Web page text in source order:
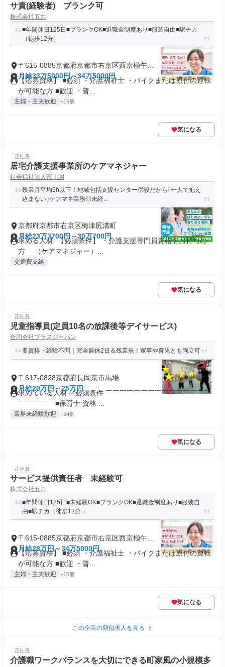
サ責(経験者) ブランク可
株式会社五力
■年間休日125日■ブランクOK■退職金制度あり■服装自由■駅チカ
（徒歩12分）
〒615-0885京都府京都市右京区西京極午塚
町
月給33万5000円～34万5000円
【応募資格】 ■必須 ・介護福祉士 ・バイクまたは原付の運転
が可能な方 ■歓迎 ・普...
主婦・主夫歓迎 +16個
気になる
正社員
居宅介護支援事業所のケアマネジャー
社会福祉法人富士園
残業月平均5h以下！地域包括支援センター併設だから｢一人で抱え
込まない｣ケアマネ業務◎未経...
京都府京都市右京区梅津尻溝町
月給23万3700円～30万700円
求める人材: 【必須条件】 ・介護支援専門員資格をお持ちの
方 （ケアマネジャー）...
交通費支給
気になる
正社員
児童指導員(定員10名の放課後等デイサービス)
合同会社プラスジャパン
要資格・経験不問｜完全週休2日＆残業無！家事や育児とも両立可
〒617-0828京都府長岡京市馬場
月給20万円～25万円
求めている人材 ✅必須条件 ￣￣￣￣￣￣￣￣￣￣￣￣￣￣￣
￣￣￣￣￣ ■保育士 資格 ...
業界未経験歓迎 +24個
気になる
正社員
サービス提供責任者 未経験可
株式会社五力
■年間休日125日■未経験OK■ブランクOK■退職金制度あり■服装自
由■駅チカ（徒歩12分...
〒615-0885京都府京都市右京区西京極午塚
町
月給28万円～34万5000円
【応募資格】 ■必須 ・介護福祉士 ・バイクまたは原付の運転
が可能な方 ■歓迎 ・普...
主婦・主夫歓迎 +16個
気になる
この企業の類似求人を見る
正社員
介護職ワークバランスを大切にできる町家風の小規模多